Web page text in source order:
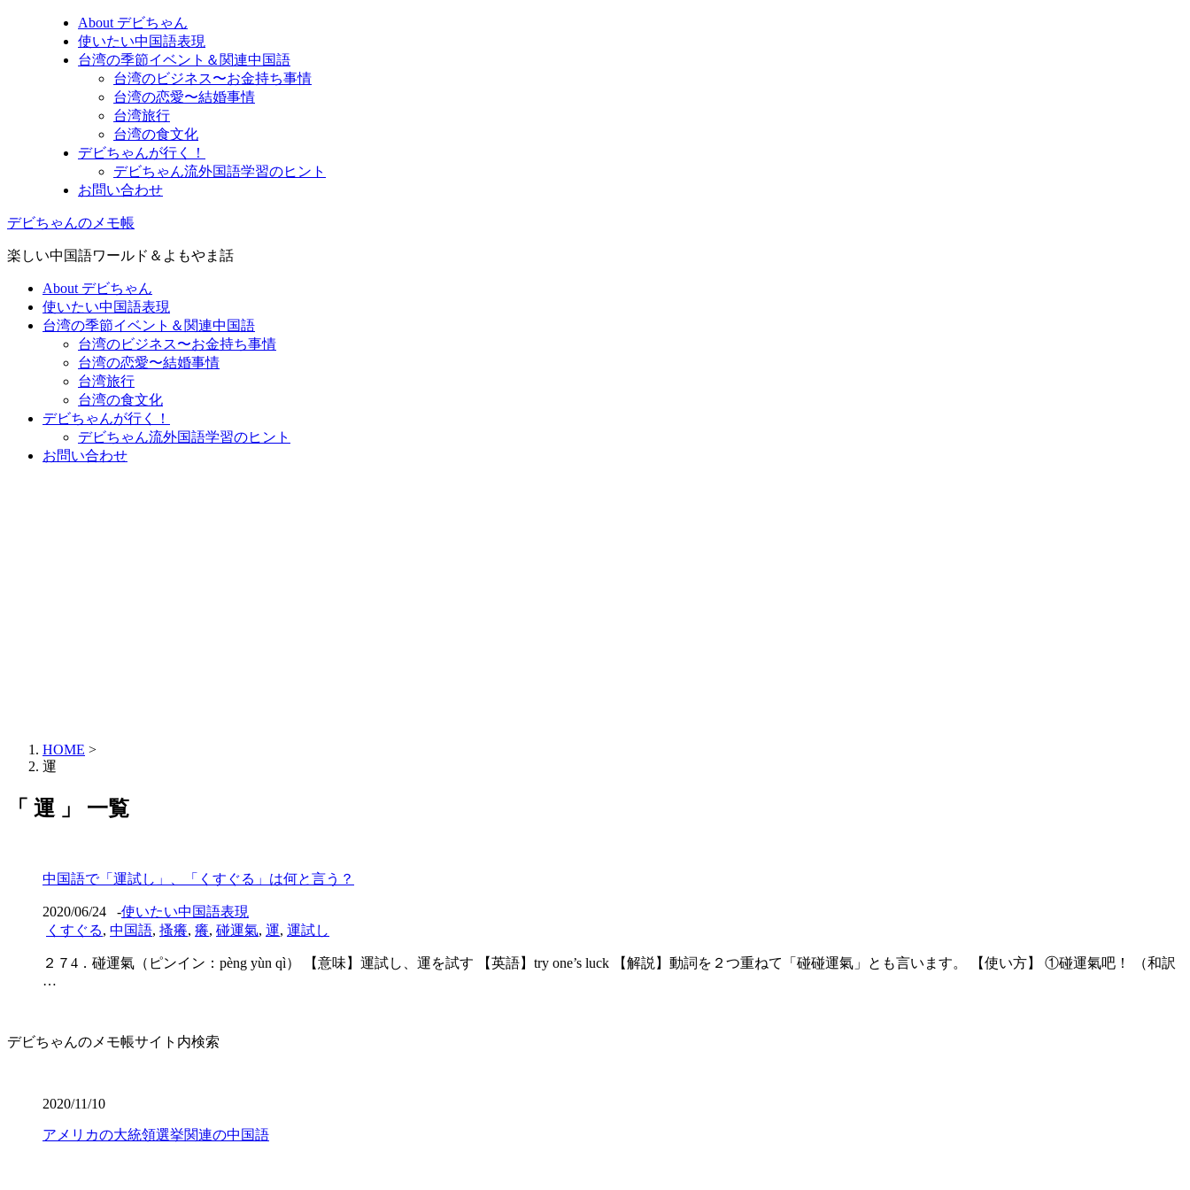
About デビちゃん
使いたい中国語表現
台湾の季節イベント＆関連中国語
台湾のビジネス〜お金持ち事情
台湾の恋愛〜結婚事情
台湾旅行
台湾の食文化
デビちゃんが行く！
デビちゃん流外国語学習のヒント
お問い合わせ
デビちゃんのメモ帳
楽しい中国語ワールド＆よもやま話
About デビちゃん
使いたい中国語表現
台湾の季節イベント＆関連中国語
台湾のビジネス〜お金持ち事情
台湾の恋愛〜結婚事情
台湾旅行
台湾の食文化
デビちゃんが行く！
デビちゃん流外国語学習のヒント
お問い合わせ
HOME >
運
「 運 」 一覧
中国語で「運試し」、「くすぐる」は何と言う？
2020/06/24 -使いたい中国語表現
くすぐる, 中国語, 搔癢, 癢, 碰運氣, 運, 運試し
２７4．碰運氣（ピンイン：pèng yùn qì） 【意味】運試し、運を試す 【英語】try one’s luck 【解説】動詞を２つ重ねて「碰碰運氣」とも言います。 【使い方】 ①碰運氣吧！ （和訳
…
デビちゃんのメモ帳サイト内検索
2020/11/10
アメリカの大統領選挙関連の中国語